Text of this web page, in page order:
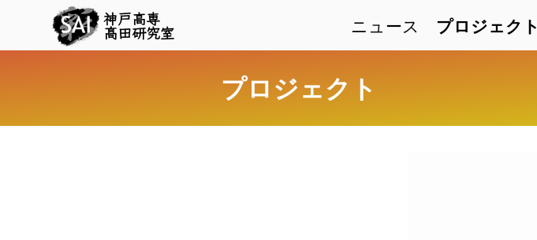
神戸高専
髙田研究室 ニュース プロジェクト
プロジェクト